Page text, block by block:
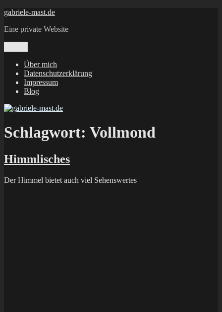
Zum
springen
gabriele-mast.de
Eine private Website
Über mich
Datenschutzerklärung
Impressum
Blog
Schlagwort: Vollmond
Himmlisches
Der Himmel bietet auch viel Sehenswertes